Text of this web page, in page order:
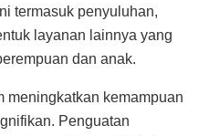
termasuk penyuluhan,
layanan lainnya yang
dan anak.
meningkatkan kemampuan
Penguatan